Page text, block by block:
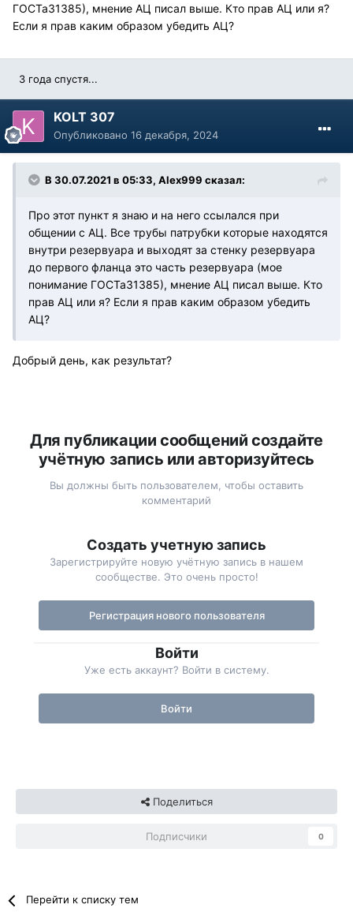
ГОСТа31385), мнение АЦ писал выше. Кто прав АЦ или я?
Если я прав каким образом убедить АЦ?
3 года спустя...
KOLT 307
Опубликовано 16 декабря, 2024
В 30.07.2021 в 05:33, Alex999 сказал:
Про этот пункт я знаю и на него ссылался при
общении с АЦ. Все трубы патрубки которые находятся
внутри резервуара и выходят за стенку резервуара
до первого фланца это часть резервуара (мое
понимание ГОСТа31385), мнение АЦ писал выше. Кто
прав АЦ или я? Если я прав каким образом убедить
АЦ?
Добрый день, как результат?
Для публикации сообщений создайте
учётную запись или авторизуйтесь
Вы должны быть пользователем, чтобы оставить
комментарий
Создать учетную запись
Зарегистрируйте новую учётную запись в нашем
сообществе. Это очень просто!
Регистрация нового пользователя
Войти
Уже есть аккаунт? Войти в систему.
Войти
Поделиться
Подписчики 0
Перейти к списку тем